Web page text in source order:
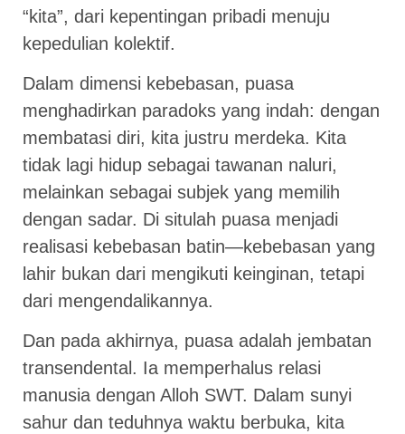
“kita”, dari kepentingan pribadi menuju
kepedulian kolektif.
Dalam dimensi kebebasan, puasa
menghadirkan paradoks yang indah: dengan
membatasi diri, kita justru merdeka. Kita
tidak lagi hidup sebagai tawanan naluri,
melainkan sebagai subjek yang memilih
dengan sadar. Di situlah puasa menjadi
realisasi kebebasan batin—kebebasan yang
lahir bukan dari mengikuti keinginan, tetapi
dari mengendalikannya.
Dan pada akhirnya, puasa adalah jembatan
transendental. Ia memperhalus relasi
manusia dengan Alloh SWT. Dalam sunyi
sahur dan teduhnya waktu berbuka, kita